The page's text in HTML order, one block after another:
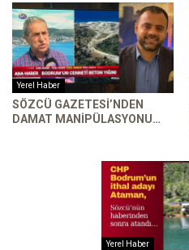
Yerel Haber
SÖZCÜ GAZETESI’NDEN
DAMAT MANIPÜLASYONU…
Yerel Haber